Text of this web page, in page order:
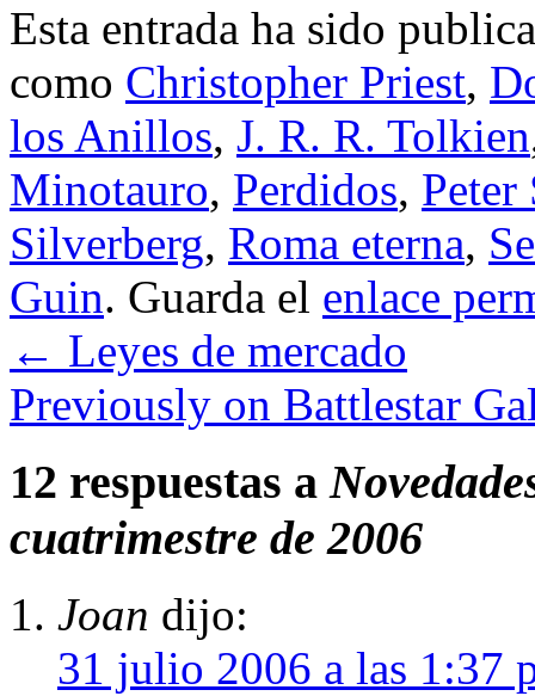
Esta entrada ha sido
como Christopher Priest,
los Anillos, J. R. R. Tolkien
Minotauro, Perdidos, Peter
Silverberg, Roma eterna,
Guin. Guarda el enlace
← Leyes de mercado
Previously on Battlestar
12 respuestas a
cuatrimestre de 2006
Joan dijo:
31 julio 2006 a las 1:37